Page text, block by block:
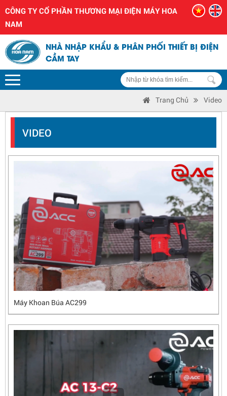
CÔNG TY CỔ PHẦN THƯƠNG MẠI ĐIỆN MÁY HOA
NAM
NHÀ NHẬP KHẨU & PHÂN PHỐI THIẾT BỊ ĐIỆN
CẦM TAY
Trang Chủ Video
VIDEO
Máy Khoan Búa AC299